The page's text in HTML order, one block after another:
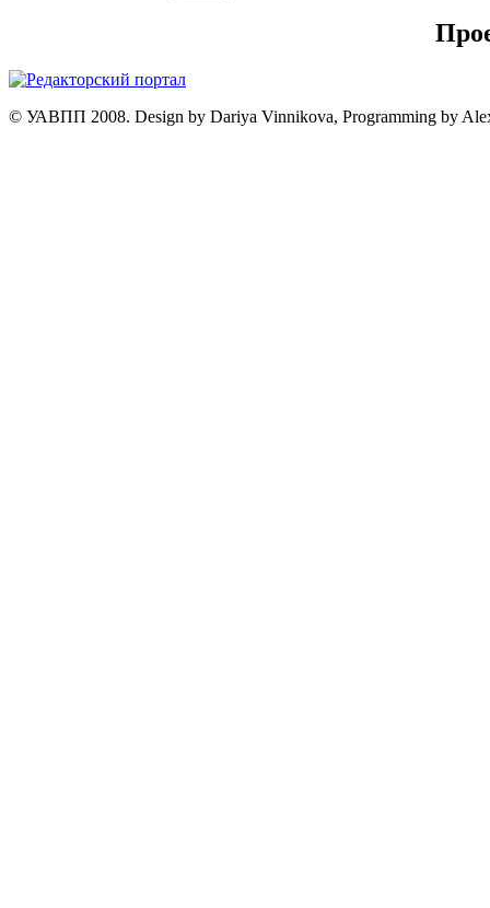
© УАВПП 2008. Design by Dariya Vinnikova, Programming by